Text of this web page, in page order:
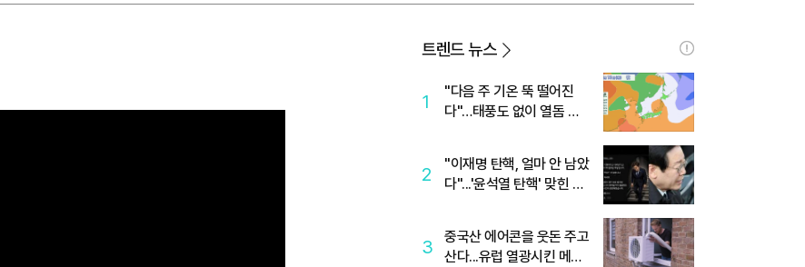
트
트
트렌드 뉴스
1
"다음 주 기온 뚝 떨어진
다"…태풍도 없이 열돔 박
2
"이재명 탄핵, 얼마 안 남았
다"...'윤석열 탄핵' 맞힌 무
3
중국산 에어콘을 웃돈 주고
산다...유럽 열광시킨 메이